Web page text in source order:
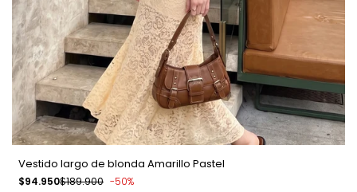
Vestido largo de blonda Amarillo Pastel
Precio
$189.900
Precio
$94.950 -50%